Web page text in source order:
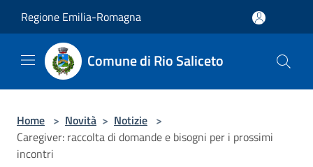
Regione Emilia-Romagna
Comune di Rio Saliceto
Home > Novità > Notizie >
Caregiver: raccolta di domande e bisogni per i prossimi
incontri